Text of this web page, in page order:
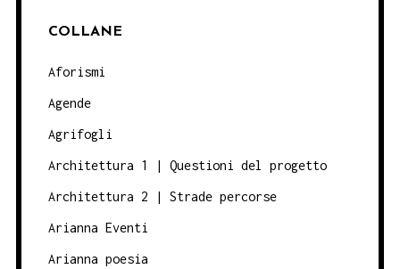
COLLANE
Aforismi
Agende
Agrifogli
Architettura 1 | Questioni del progetto
Architettura 2 | Strade percorse
Arianna Eventi
Arianna poesia